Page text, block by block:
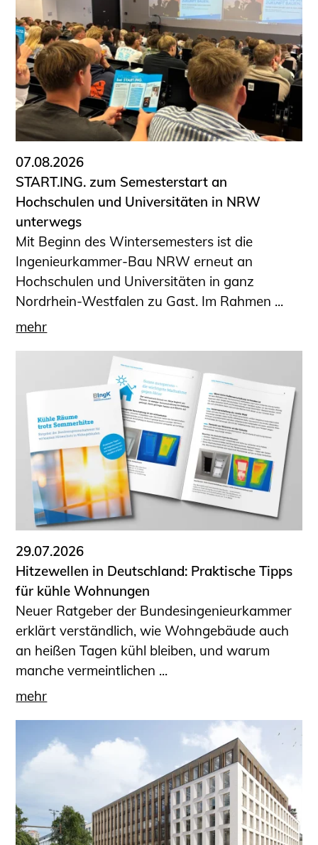
07.08.2026
START.ING. zum Semesterstart an
Hochschulen und Universitäten in NRW
unterwegs
Mit Beginn des Wintersemesters ist die
Ingenieurkammer-Bau NRW erneut an
Hochschulen und Universitäten in ganz
Nordrhein-Westfalen zu Gast. Im Rahmen ...
mehr
29.07.2026
Hitzewellen in Deutschland: Praktische Tipps
für kühle Wohnungen
Neuer Ratgeber der Bundesingenieurkammer
erklärt verständlich, wie Wohngebäude auch
an heißen Tagen kühl bleiben, und warum
manche vermeintlichen ...
mehr